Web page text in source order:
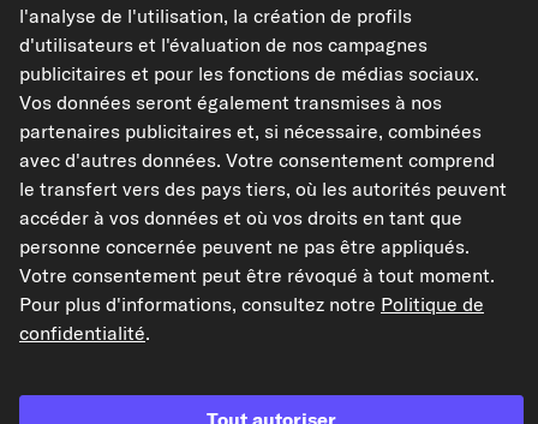
Modèles de véhicules compatibles
TOPRAN Bague d'étanchéité, injecteur
Réf : 100 656
1,47 €
TVA de 20% incluse,plus frais de port
Disponible immédiatement
l'analyse de l'utilisation, la création de profils
d'utilisateurs et l'évaluation de nos campagnes
publicitaires et pour les fonctions de médias sociaux.
Vos données seront également transmises à nos
partenaires publicitaires et, si nécessaire, combinées
avec d'autres données. Votre consentement comprend
le transfert vers des pays tiers, où les autorités peuvent
accéder à vos données et où vos droits en tant que
personne concernée peuvent ne pas être appliqués.
Votre consentement peut être révoqué à tout moment.
Pour plus d'informations, consultez notre Politique de
confidentialité.
Tout autoriser